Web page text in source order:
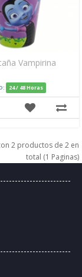
Vampirina
24 / 48 Horas
2 productos de 2 en
total (1 Paginas)